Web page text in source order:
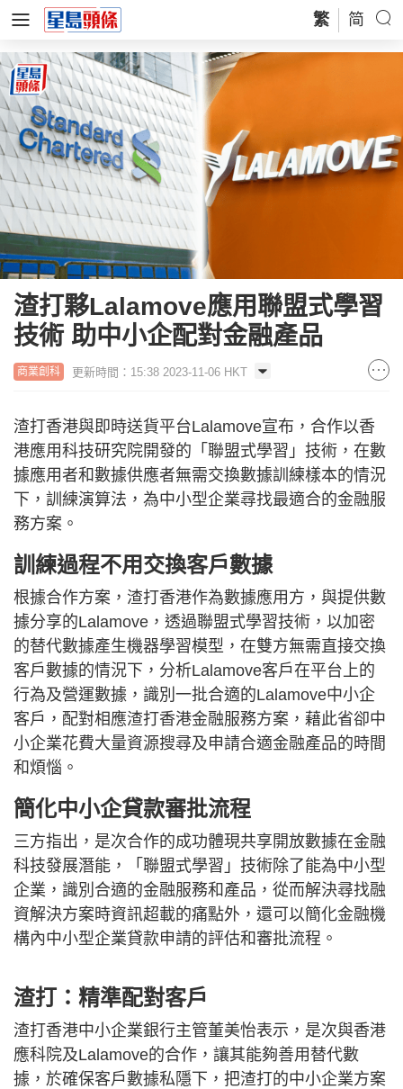
繁 简
渣打夥Lalamove應用聯盟式學習
技術 助中小企配對金融產品
商業創科 更新時間：15:38 2023-11-06 HKT
渣打香港與即時送貨平台Lalamove宣布，合作以香
港應用科技研究院開發的「聯盟式學習」技術，在數
據應用者和數據供應者無需交換數據訓練樣本的情況
下，訓練演算法，為中小型企業尋找最適合的金融服
務方案。
訓練過程不用交換客戶數據
根據合作方案，渣打香港作為數據應用方，與提供數
據分享的Lalamove，透過聯盟式學習技術，以加密
的替代數據產生機器學習模型，在雙方無需直接交換
客戶數據的情況下，分析Lalamove客戶在平台上的
行為及營運數據，識別一批合適的Lalamove中小企
客戶，配對相應渣打香港金融服務方案，藉此省卻中
小企業花費大量資源搜尋及申請合適金融產品的時間
和煩惱。
簡化中小企貸款審批流程
三方指出，是次合作的成功體現共享開放數據在金融
科技發展潛能，「聯盟式學習」技術除了能為中小型
企業，識別合適的金融服務和產品，從而解決尋找融
資解決方案時資訊超載的痛點外，還可以簡化金融機
構內中小型企業貸款申請的評估和審批流程。
渣打：精準配對客戶
渣打香港中小企業銀行主管董美怡表示，是次與香港
應科院及Lalamove的合作，讓其能夠善用替代數
據，於確保客戶數據私隱下，把渣打的中小企業方案